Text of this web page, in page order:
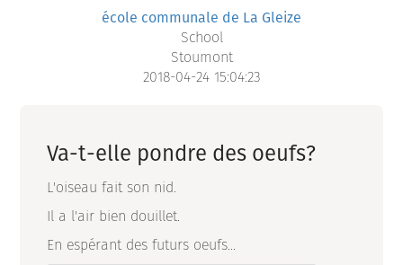
école communale de La Gleize
School
Stoumont
2018-04-24 15:04:23
Va-t-elle pondre des oeufs?
L'oiseau fait son nid.
Il a l'air bien douillet.
En espérant des futurs oeufs...